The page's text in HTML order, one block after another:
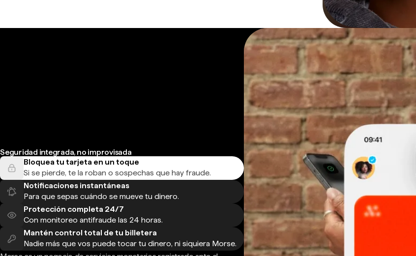
Seguridad integrada, no improvisada
Bloquea tu tarjeta en un toque
Si se pierde, te la roban o sospechas que hay fraude.
Notificaciones instantáneas
Para que sepas cuándo se mueve tu dinero.
Protección completa 24/7
Con monitoreo antifraude las 24 horas.
Mantén control total de tu billetera
Nadie más que vos puede tocar tu dinero, ni siquiera Morse.